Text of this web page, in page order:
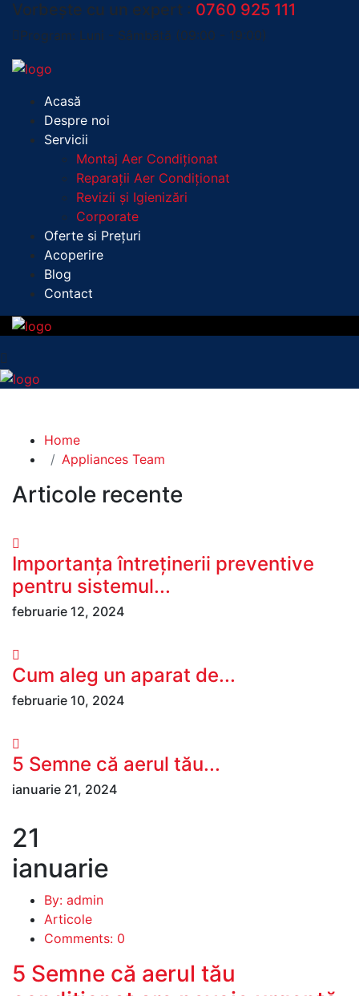
Vorbește cu un expert : 0760 925 111
Program: Luni - Sâmbătă (09:00 - 19:00)
Acasă
Despre noi
Servicii
Montaj Aer Condiționat
Reparații Aer Condiționat
Revizii și Igienizări
Corporate
Oferte si Prețuri
Acoperire
Blog
Contact
Home
Appliances Team
Articole recente
Importanța întreținerii preventive
pentru sistemul...
februarie 12, 2024
Cum aleg un aparat de...
februarie 10, 2024
5 Semne că aerul tău...
ianuarie 21, 2024
21
ianuarie
By: admin
Articole
Comments: 0
5 Semne că aerul tău